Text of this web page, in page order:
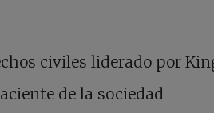
civiles liderado por
de la sociedad